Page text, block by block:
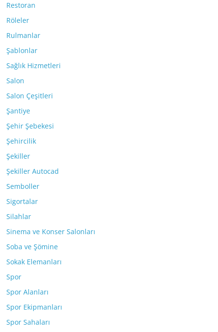
Restoran
Röleler
Rulmanlar
Şablonlar
Sağlık Hizmetleri
Salon
Salon Çeşitleri
Şantiye
Şehir Şebekesi
Şehircilik
Şekiller
Şekiller Autocad
Semboller
Sigortalar
Silahlar
Sinema ve Konser Salonları
Soba ve Şömine
Sokak Elemanları
Spor
Spor Alanları
Spor Ekipmanları
Spor Sahaları